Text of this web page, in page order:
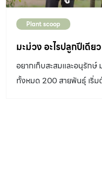
Plant scoop
มะม่วง อะไรปลูกปีเดี
อยากเก็บสะสมและอนุรักษ์
ทั้งหมด 200 สายพันธุ์ เริ่